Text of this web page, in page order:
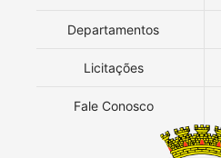
Departamentos
Licitações
Fale Conosco